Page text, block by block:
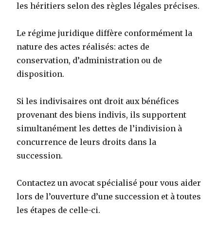
les héritiers selon des règles légales précises.
Le régime juridique diffère conformément la
nature des actes réalisés: actes de
conservation, d’administration ou de
disposition.
Si les indivisaires ont droit aux bénéfices
provenant des biens indivis, ils supportent
simultanément les dettes de l’indivision à
concurrence de leurs droits dans la
succession.
Contactez un avocat spécialisé pour vous aider
lors de l’ouverture d’une succession et à toutes
les étapes de celle-ci.